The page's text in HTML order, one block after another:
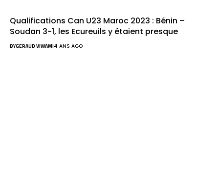
Qualifications Can U23 Maroc 2023 : Bénin –
Soudan 3-1, les Ecureuils y étaient presque
BYGERAUD VIWAMI4 ANS AGO